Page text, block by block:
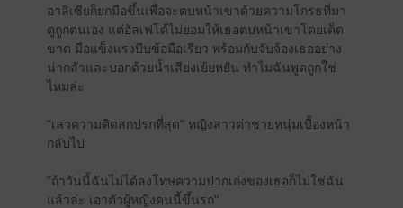
อาลิเซียก็ยกมือขึ้นเพื่อจะตบหน้าเขาด้วยความโกรธที่มา
ดูถูกตนเอง แต่อัลเฟโด้ไม่ยอมให้เธอตบหน้าเขาโดยเด็ด
ขาด มือแข็งแรงบีบข้อมือเรียว พร้อมกับจับจ้องเธออย่าง
น่ากลัวและบอกด้วยน้ำเสียงเย้ยหยัน ทำไมฉันพูดถูกใช่
ไหมล่ะ
"เลวความคิดสกปรกที่สุด" หญิงสาวด่าชายหนุ่มเบื้องหน้า
กลับไป
"ถ้าวันนี้ฉันไม่ได้ลงโทษความปากเก่งของเธอก็ไม่ใช่ฉัน
แล้วล่ะ เอาตัวผู้หญิงคนนี้ขึ้นรถ"